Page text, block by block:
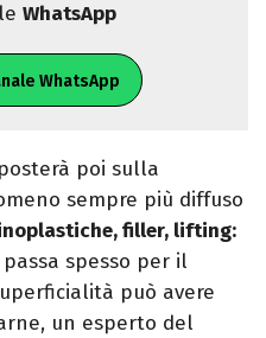
WhatsApp
WhatsApp
poi sulla
sempre più diffuso
filler, lifting:
passa spesso per il
può avere
un esperto del